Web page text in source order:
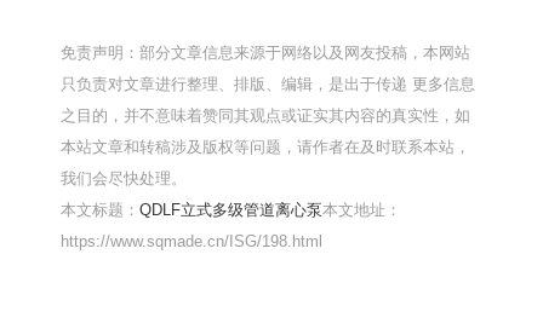
免责声明：部分文章信息来源于网络以及网友投稿，本网站
只负责对文章进行整理、排版、编辑，是出于传递 更多信息
之目的，并不意味着赞同其观点或证实其内容的真实性，如
本站文章和转稿涉及版权等问题，请作者在及时联系本站，
我们会尽快处理。
本文标题：QDLF立式多级管道离心泵本文地址：
https://www.sqmade.cn/ISG/198.html